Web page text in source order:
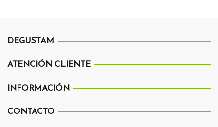
DEGUSTAM
ATENCIÓN CLIENTE
INFORMACIÓN
CONTACTO